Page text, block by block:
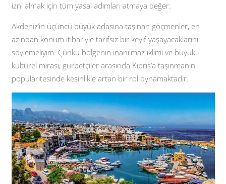
izni almak için tüm yasal adımları atmaya değer.
Akdeniz’in üçüncü büyük adasına taşınan göçmenler, en
azından konum itibariyle tarifsiz bir keyif yaşayacaklarını
söylemeliyim. Çünkü bölgenin inanılmaz iklimi ve büyük
kültürel mirası, gurbetçiler arasında Kıbrıs’a taşınmanın
popülaritesinde kesinlikle artan bir rol oynamaktadır.